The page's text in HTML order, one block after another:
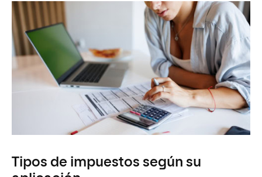
Tipos de impuestos según su